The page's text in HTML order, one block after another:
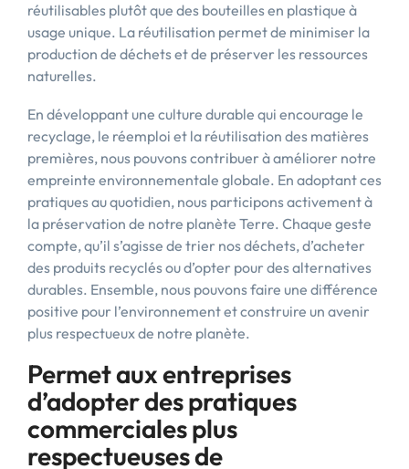
réutilisables plutôt que des bouteilles en plastique à
usage unique. La réutilisation permet de minimiser la
production de déchets et de préserver les ressources
naturelles.
En développant une culture durable qui encourage le
recyclage, le réemploi et la réutilisation des matières
premières, nous pouvons contribuer à améliorer notre
empreinte environnementale globale. En adoptant ces
pratiques au quotidien, nous participons activement à
la préservation de notre planète Terre. Chaque geste
compte, qu’il s’agisse de trier nos déchets, d’acheter
des produits recyclés ou d’opter pour des alternatives
durables. Ensemble, nous pouvons faire une différence
positive pour l’environnement et construire un avenir
plus respectueux de notre planète.
Permet aux entreprises
d’adopter des pratiques
commerciales plus
respectueuses de